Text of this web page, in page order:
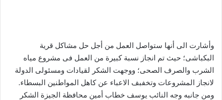
وأشارت الى أنها ستواصل العمل من أجل حل مشاكل قرية
البكباشى؛ حيث تم انجاز نسبة كبيرة من العمل فى مشروع مياه
الشرب والصرف الصحى؛ ووجهت الشكر لقيادات ومسئولى الدولة
لانجاز المشروعات وتخفبف الاعباء عن كاهل المواطنين البسطاء.
ومن جانبه وجه النائب يوسف خطاب أمين محافظة الجيزة الشكر